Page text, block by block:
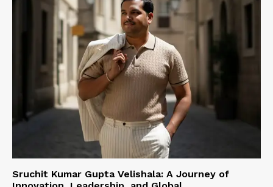
Sruchit Kumar Gupta Velishala: A Journey of